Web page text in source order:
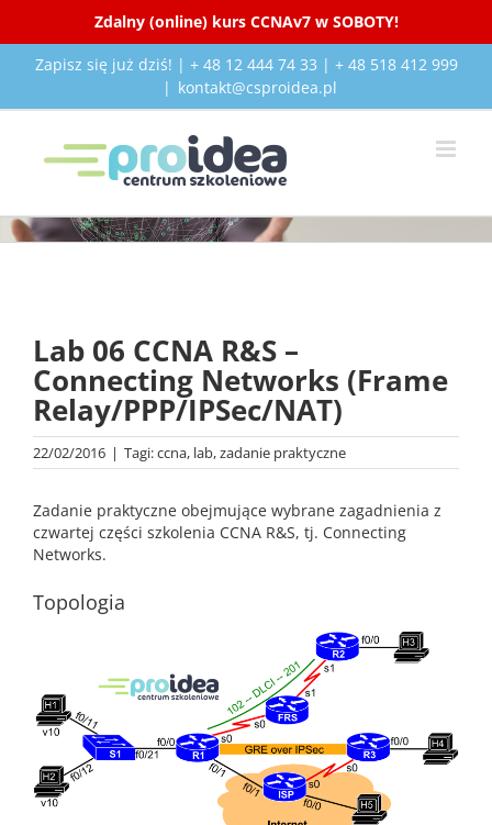
Zdalny (online) kurs CCNAv7 w SOBOTY!
Zapisz się już dziś! | + 48 12 444 74 33 | + 48 518 412 999
| kontakt@csproidea.pl
obrazek
Lab 06 CCNA R&S –
Connecting Networks (Frame
Relay/PPP/IPSec/NAT)
22/02/2016 | Tagi:ccna, lab,zadanie praktyczne
Zadanie praktyczne obejmujące wybrane zagadnienia z
czwartej części szkolenia CCNA R&S, tj. Connecting
Networks.
Topologia